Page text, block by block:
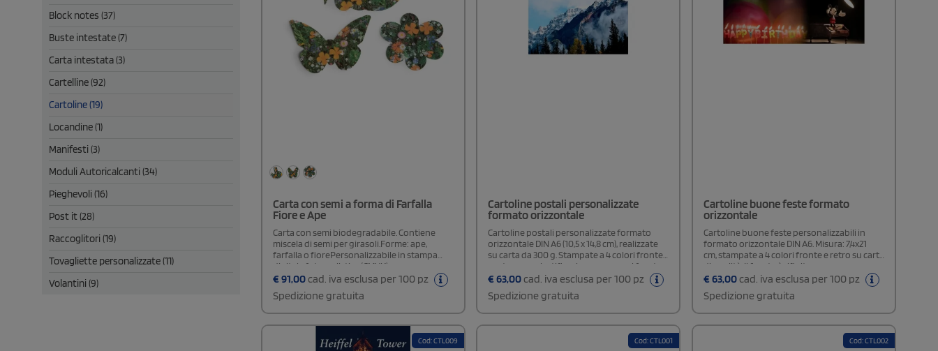
Block notes (37)
Buste intestate (7)
Carta intestata (3)
Cartelline (92)
Cartoline (19)
Locandine (1)
Manifesti (3)
Moduli Autoricalcanti (34)
Pieghevoli (16)
Post it (28)
Raccoglitori (19)
Tovagliette personalizzate (11)
Volantini (9)
Carta con semi a forma di Farfalla
Fiore e Ape
Carta con semi biodegradabile. Contiene
miscela di semi per girasoli.Forme: ape,
farfalla o fiorePersonalizzabile in stampa
digitale fotorealistica (CMYK) su
custodiadimensioni custodia chiusa: 8 x 5,5
cmarea di stampa: 13,8 x 11,6 cmLa carta di
semi presenta un design ispirato ai
praticonfezione 100% priva di plasticaa
€ 91,00cad. iva esclusa per 100 pz
Spedizione gratuita
Cartoline postali personalizzate
formato orizzontale
Cartoline postali personalizzate formato
orizzontale DIN A6 (10,5 x 14,8 cm), realizzate
su carta da 300 g. Stampate a 4 colori fronte
e retro, con plastificazione opaca sul fronte
che garantisce un aspetto elegante e una
maggiore resistenza nel tempo.
€ 63,00 cad. iva esclusa per 100 pz
Spedizione gratuita
Cartoline buone feste formato
orizzontale
Cartoline buone feste personalizzabili in
formato orizzontale DIN A6. Misura: 7,4x21
cm, stampate a 4 colori fronte e retro su carta
di qualità. Il fronte è rifinito con
plastificazione opaca.
€ 63,00cad. iva esclusa per 100 pz
Spedizione gratuita
Cod: CTL009 Cod: CTL001 Cod: CTL002